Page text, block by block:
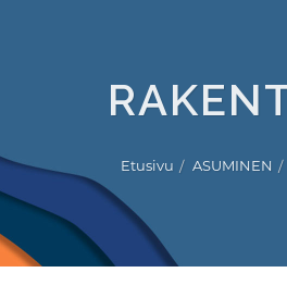
Etusivu ASUMINEN